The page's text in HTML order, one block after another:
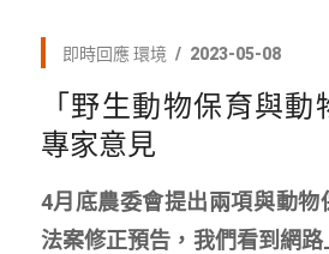
即時回應 環境 2023-05-08
「野生動物保育與動
專家意見
4月底農委會提出兩項與動物
法案修正預告，我們看到網